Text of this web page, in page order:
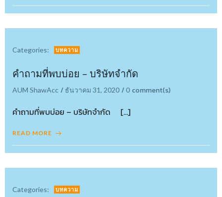
Categories: บทความ
คำถามที่พบบ่อย – บริษัทจำกัด
AUM ShawAcc / ธันวาคม 31, 2020 /0 comment(s)
คำถามที่พบบ่อย – บริษัทจำกัด […]
READ MORE
Categories: บทความ